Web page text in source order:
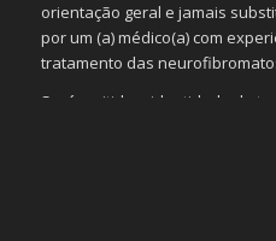
orientação geral e jamais
por um (a) médico(a) com
tratamento das
Será omitida a identidade de